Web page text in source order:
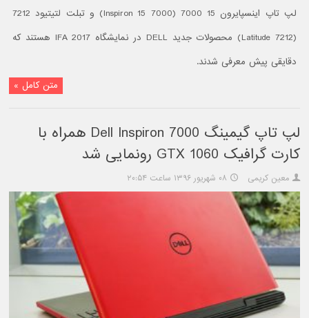
لپ تاپ اینسپایرون 15 7000 (Inspiron 15 7000) و تبلت لتیتیود 7212
(Latitude 7212) محصولات جدید DELL در نمایشگاه IFA 2017 هستند که
دقایقی پیش معرفی شدند.
متن کامل »
لپ تاپ گیمینگ Dell Inspiron 7000 همراه با
کارت گرافیک GTX 1060 رونمایی شد
معین کریمی ۰۸ شهریور ۱۳۹۶ ساعت ۲۰:۵۴